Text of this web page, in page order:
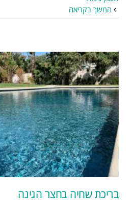
המשך בקריאה
בריכת שחיה בחצר הגינה